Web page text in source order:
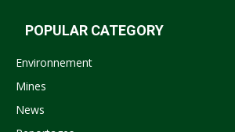
POPULAR CATEGORY
Environnement
Mines
News